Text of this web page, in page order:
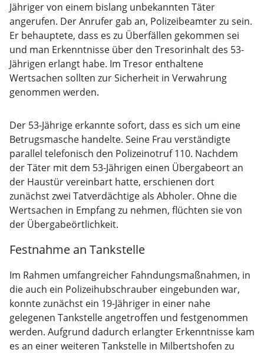
Jähriger von einem bislang unbekannten Täter
angerufen. Der Anrufer gab an, Polizeibeamter zu sein.
Er behauptete, dass es zu Überfällen gekommen sei
und man Erkenntnisse über den Tresorinhalt des 53-
Jährigen erlangt habe. Im Tresor enthaltene
Wertsachen sollten zur Sicherheit in Verwahrung
genommen werden.
Der 53-Jährige erkannte sofort, dass es sich um eine
Betrugsmasche handelte. Seine Frau verständigte
parallel telefonisch den Polizeinotruf 110. Nachdem
der Täter mit dem 53-Jährigen einen Übergabeort an
der Haustür vereinbart hatte, erschienen dort
zunächst zwei Tatverdächtige als Abholer. Ohne die
Wertsachen in Empfang zu nehmen, flüchten sie von
der Übergabeörtlichkeit.
Festnahme an Tankstelle
Im Rahmen umfangreicher Fahndungsmaßnahmen, in
die auch ein Polizeihubschrauber eingebunden war,
konnte zunächst ein 19-Jähriger in einer nahe
gelegenen Tankstelle angetroffen und festgenommen
werden. Aufgrund dadurch erlangter Erkenntnisse kam
es an einer weiteren Tankstelle in Milbertshofen zu